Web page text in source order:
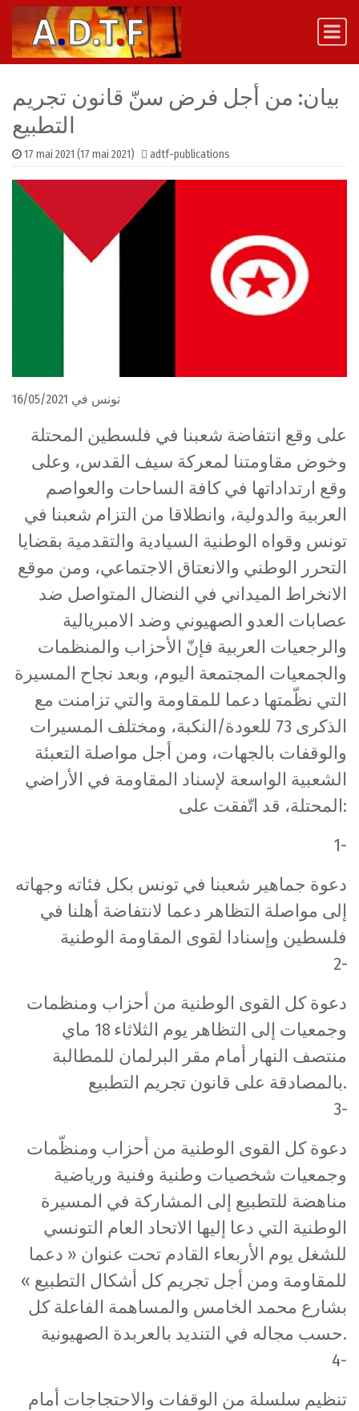
Skip to content
Main Navigation
بيان: من أجل فرض سنّ قانون تجريم
التطبيع
17 mai 2021 (17 mai 2021) adtf-publications
تونس في 16/05/2021
على وقع انتفاضة شعبنا في فلسطين المحتلة
وخوض مقاومتنا لمعركة سيف القدس، وعلى
وقع ارتداداتها في كافة الساحات والعواصم
العربية والدولية، وانطلاقا من التزام شعبنا في
تونس وقواه الوطنية السيادية والتقدمية بقضايا
التحرر الوطني والانعتاق الاجتماعي، ومن موقع
الانخراط الميداني في النضال المتواصل ضد
عصابات العدو الصهيوني وضد الامبريالية
والرجعيات العربية فإنّ الأحزاب والمنظمات
والجمعيات المجتمعة اليوم، وبعد نجاح المسيرة
التي نظّمتها دعما للمقاومة والتي تزامنت مع
الذكرى 73 للعودة/النكبة، ومختلف المسيرات
والوقفات بالجهات، ومن أجل مواصلة التعبئة
الشعبية الواسعة لإسناد المقاومة في الأراضي
المحتلة، قد اتّفقت على:
1-
دعوة جماهير شعبنا في تونس بكل فئاته وجهاته
إلى مواصلة التظاهر دعما لانتفاضة أهلنا في
فلسطين وإسنادا لقوى المقاومة الوطنية
2-
دعوة كل القوى الوطنية من أحزاب ومنظمات
وجمعيات إلى التظاهر يوم الثلاثاء 18 ماي
منتصف النهار أمام مقر البرلمان للمطالبة
بالمصادقة على قانون تجريم التطبيع.
3-
دعوة كل القوى الوطنية من أحزاب ومنظّمات
وجمعيات شخصيات وطنية وفنية ورياضية
مناهضة للتطبيع إلى المشاركة في المسيرة
الوطنية التي دعا إليها الاتحاد العام التونسي
للشغل يوم الأربعاء القادم تحت عنوان « دعما
للمقاومة ومن أجل تجريم كل أشكال التطبيع »
بشارع محمد الخامس والمساهمة الفاعلة كل
حسب مجاله في التنديد بالعربدة الصهيونية.
4-
تنظيم سلسلة من الوقفات والاحتجاجات أمام